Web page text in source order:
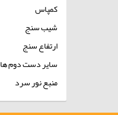
کمپاس
شیب سنج
ارتفاع سنج
سایر دست دوم ها
منبع نور سرد